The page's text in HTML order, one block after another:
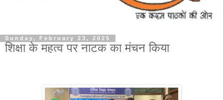
Sunday, February 23, 2025
शिक्षा के महत्व पर नाटक का मंचन किया